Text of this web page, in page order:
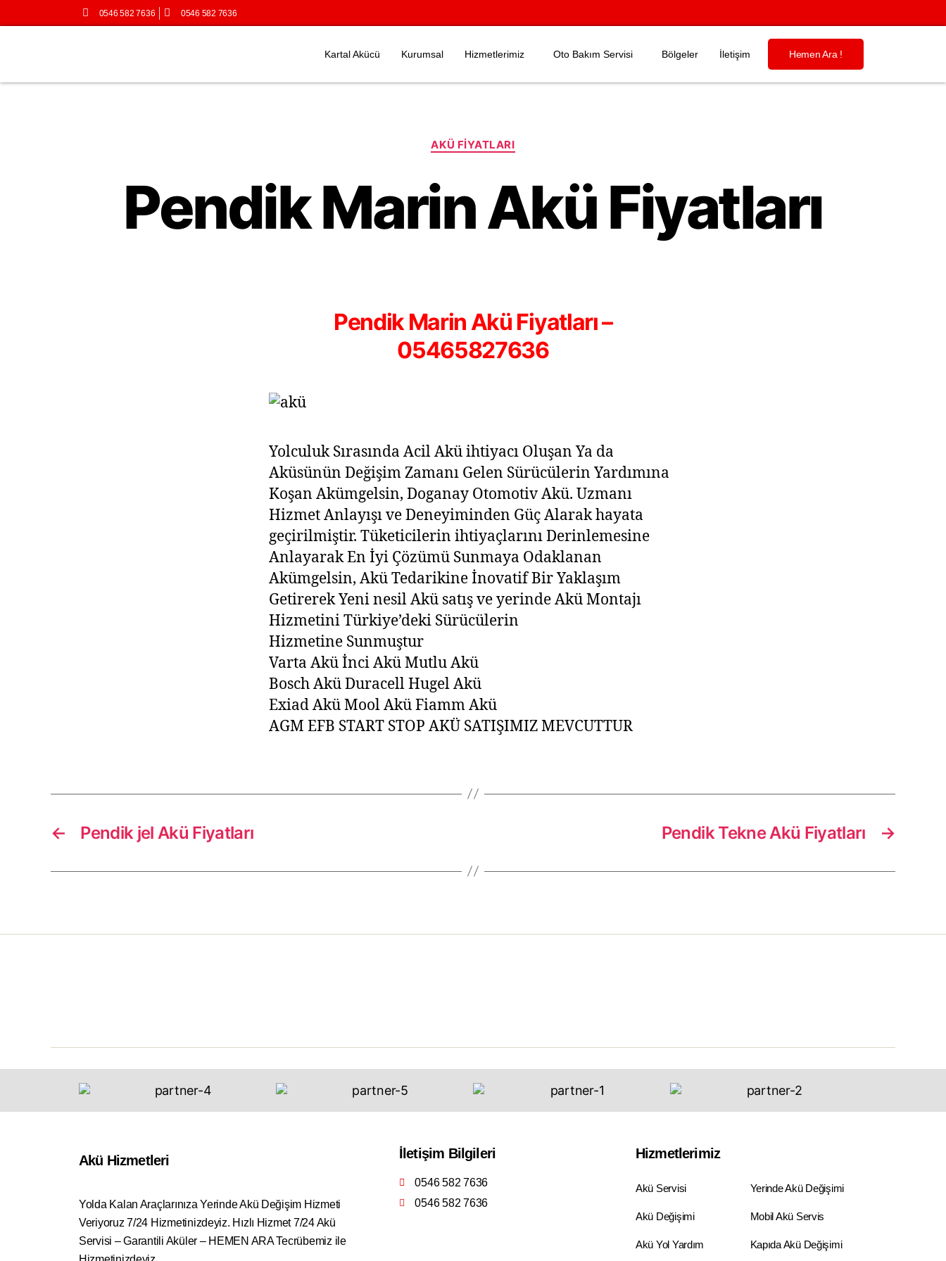
0546 582 7636 0546 582 7636
Kartal Akücü Kurumsal Hizmetlerimiz Oto Bakım Servisi Bölgeler İletişim Hemen Ara !
AKÜ FIYATLARI
Pendik Marin Akü Fiyatları
Pendik Marin Akü Fiyatları –
05465827636
Yolculuk Sırasında Acil Akü ihtiyacı Oluşan Ya da
Aküsünün Değişim Zamanı Gelen Sürücülerin Yardımına
Koşan Akümgelsin, Doganay Otomotiv Akü. Uzmanı
Hizmet Anlayışı ve Deneyiminden Güç Alarak hayata
geçirilmiştir. Tüketicilerin ihtiyaçlarını Derinlemesine
Anlayarak En İyi Çözümü Sunmaya Odaklanan
Akümgelsin, Akü Tedarikine İnovatif Bir Yaklaşım
Getirerek Yeni nesil Akü satış ve yerinde Akü Montajı
Hizmetini Türkiye’deki Sürücülerin
Hizmetine Sunmuştur
Varta Akü İnci Akü Mutlu Akü
Bosch Akü Duracell Hugel Akü
Exiad Akü Mool Akü Fiamm Akü
AGM EFB START STOP AKÜ SATIŞIMIZ MEVCUTTUR
← Pendik jel Akü Fiyatları →
Pendik Tekne Akü Fiyatları
Akü Hizmetleri
Yolda Kalan Araçlarınıza Yerinde Akü Değişim Hizmeti
Veriyoruz 7/24 Hizmetinizdeyiz. Hızlı Hizmet 7/24 Akü
Servisi – Garantili Aküler – HEMEN ARA Tecrübemiz ile
İletişim Bilgileri
0546 582 7636
0546 582 7636
Hizmetlerimiz
Akü Servisi
Akü Değişimi
Akü Yol Yardım
Yerinde Akü Değişimi
Mobil Akü Servis
Kapıda Akü Değişimi